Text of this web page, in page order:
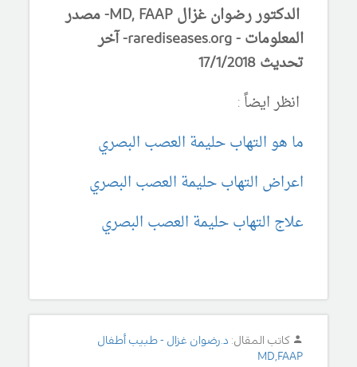
الدكتور رضوان غزال MD, FAAP- مصدر
المعلومات - rarediseases.org- آخر
تحديث 17/1/2018
انظر ايضاً :
ما هو التهاب حليمة العصب البصري
اعراض التهاب حليمة العصب البصري
علاج التهاب حليمة العصب البصري
كاتب المقال: د.رضوان غزال - طبيب أطفال
MD,FAAP